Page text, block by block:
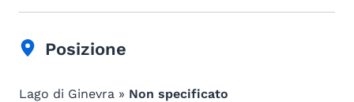
Posizione
Lago di Ginevra » Non specificato